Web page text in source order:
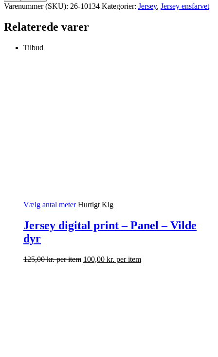
ensfarvet
-
blå
Varenummer (SKU): 26-10134 Kategorier: Jersey, Jersey ensfarvet
Relaterede varer
Tilbud
Vælg antal meter Hurtigt Kig
Jersey digital print – Panel – Vilde
dyr
125,00kr.per item 100,00 kr. per item